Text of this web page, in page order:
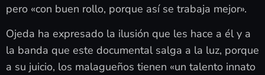
pero «con buen rollo, porque así se trabaja mejor».
Ojeda ha expresado la ilusión que les hace a él y a
la banda que este documental salga a la luz, porque
a su juicio, los malagueños tienen «un talento innato